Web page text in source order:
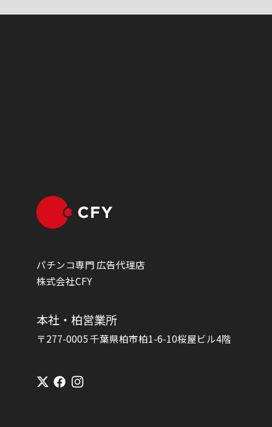
パチンコ専門 広告代理店
株式会社CFY
本社・柏営業所
〒277-0005 千葉県柏市柏1-6-10桜屋ビル4階